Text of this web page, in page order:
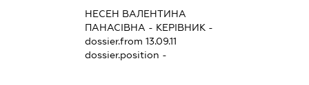
НЕСЕН ВАЛЕНТИНА
ПАНАСІВНА - КЕРІВНИК -
dossier.from 13.09.11
dossier.position -